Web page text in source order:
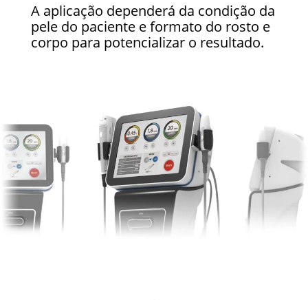
A aplicação dependerá da condição da
pele do paciente e formato do rosto e
corpo para potencializar o resultado.